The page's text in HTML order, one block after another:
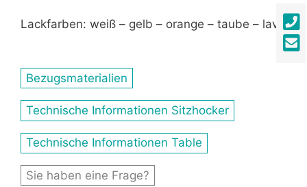
Lackfarben: weiß – gelb – orange – taube – lava
Bezugsmaterialien
Technische Informationen Sitzhocker
Technische Informationen Table
Sie haben eine Frage?